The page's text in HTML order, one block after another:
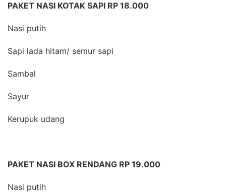
PAKET NASI KOTAK SAPI RP 18.000
Nasi putih
Sapi lada hitam/ semur sapi
Sambal
Sayur
Kerupuk udang
PAKET NASI BOX RENDANG RP 19.000
Nasi putih